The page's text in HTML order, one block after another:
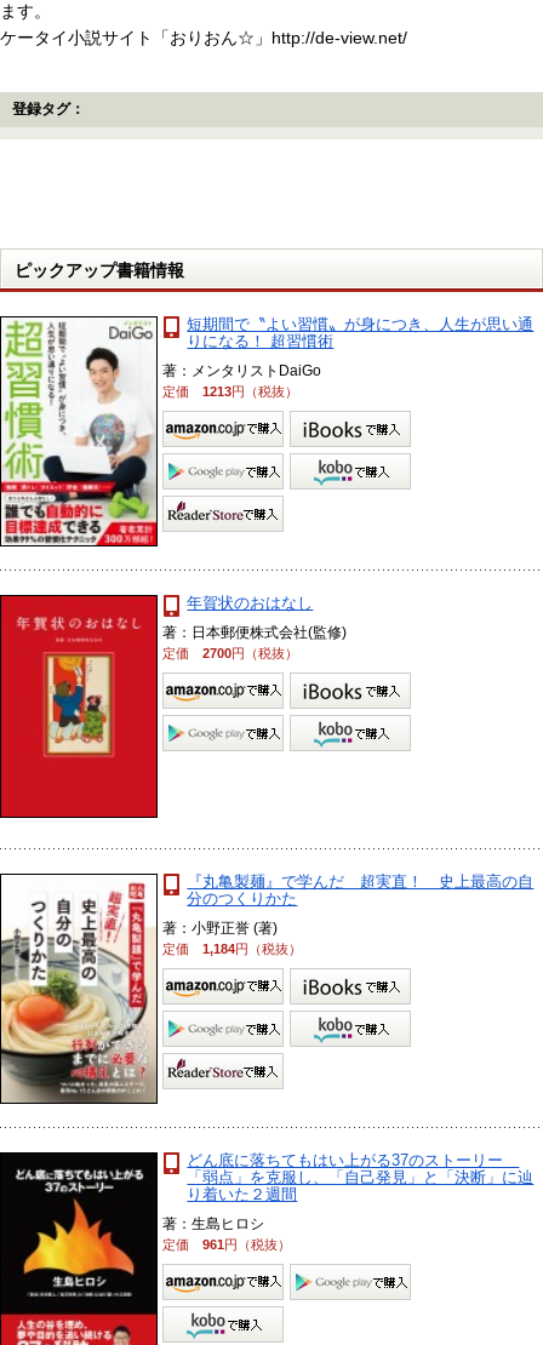
ます。
ケータイ小説サイト「おりおん☆」http://de-view.net/
登録タグ：
ピックアップ書籍情報
短期間で〝よい習慣〟が身につき、人生が思い通
りになる！ 超習慣術
著：メンタリストDaiGo
定価1213円（税抜）
年賀状のおはなし
著：日本郵便株式会社(監修)
定価2700円（税抜）
『丸亀製麺』で学んだ 超実直！ 史上最高の自
分のつくりかた
著：小野正誉 (著)
定価1,184円（税抜）
どん底に落ちてもはい上がる37のストーリー
「弱点」を克服し、「自己発見」と「決断」に辿
り着いた２週間
著：生島ヒロシ
定価961円（税抜）